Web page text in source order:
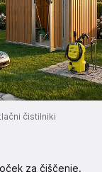
čistilniki
za čiščenje.